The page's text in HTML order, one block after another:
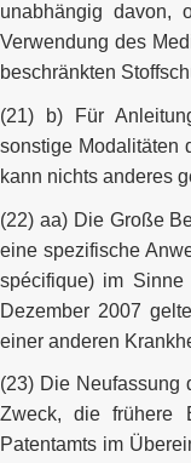
unabhängig davon,
Verwendung des
beschränkten
(21) b) Für
sonstige Modalitäten
kann nichts anderes
(22) aa) Die Große
eine spezifische
spécifique) im
Dezember 2007
einer anderen
(23) Die Neufassung
Zweck, die frühere
Patentamts im